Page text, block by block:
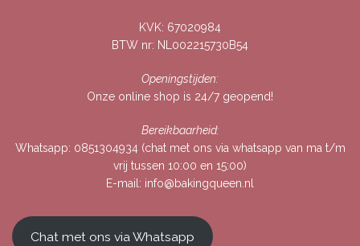
KVK: 67020984
BTW nr: NL002215730B54
Openingstijden:
Onze online shop is 24/7 geopend!
Bereikbaarheid:
Whatsapp: 0851304934(chat met ons via whatsapp van ma t/m
vrij tussen 10:00 en 15:00)
E-mail: info@bakingqueen.nl
Chat met ons via Whatsapp